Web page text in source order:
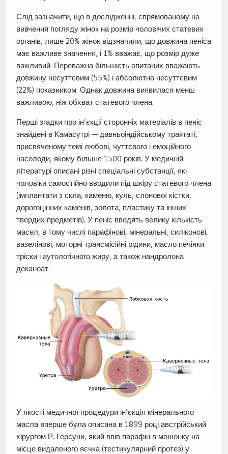
Слід зазначити, що в дослідженні, спрямованому на
вивчення погляду жінок на розмір чоловічих статевих
органів, лише 20% жінок відзначили, що довжина пеніса
має важливе значення, і 1% вважає, що розмір дуже
важливий. Переважна більшість опитаних вважають
довжину несуттєвим (55%) і абсолютно несуттєвим
(22%) показником. Однак довжина виявилася менш
важливою, ніж обхват статевого члена.
Перші згадки про ін’єкції сторонніх матеріалів в пеніс
знайдені в Камасутрі — давньоіндійському трактаті,
присвяченому темі любові, чуттєвого і емоційного
насолоди, якому більше 1500 років. У медичній
літературі описані різні спеціальні субстанції, які
чоловіки самостійно вводили під шкіру статевого члена
(імплантати з скла, каменю, куль, слонової кістки,
дорогоцінних каменів, золота, пластику та інших
твердих предметів). У пеніс вводять велику кількість
масел, в тому числі парафінові, мінеральні, силіконові,
вазелінові, моторні трансмісійні рідини, масло печінки
тріски і аутологічного жиру, а також нандролона
деканоат.
У якості медичної процедури ін’єкція мінерального
масла вперше була описана в 1899 році австрійський
хірургом Р. Герсуни, який ввів парафін в мошонку на
місце видаленого яєчка (тестикулярний протез) у